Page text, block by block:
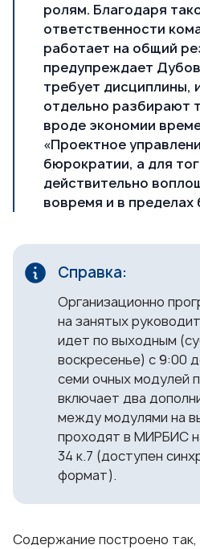
ролям. Благодаря
ответственности
работает на общий
предупреждает
требует дисциплины,
отдельно разбирают
вроде экономии
«Проектное
бюрократии, а для
действительно
вовремя и в
Организационно
на занятых
идет по выходным
воскресенье) с 9:00
семи очных модулей
включает два
между модулями на
проходят в МИРБИС
34 к.7 (доступен
формат).
Содержание построено так,